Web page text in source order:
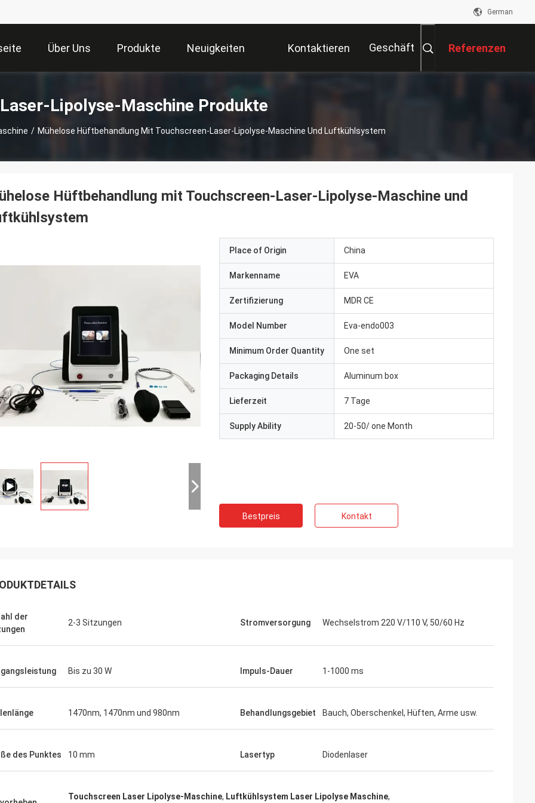
German
Über Uns Produkte Neuigkeiten Kontaktieren Geschäft Referenzen
Laser-Lipolyse-Maschine Produkte
/ Mühelose Hüftbehandlung Mit Touchscreen-Laser-Lipolyse-Maschine Und Luftkühlsystem
Hüftbehandlung mit Touchscreen-Laser-Lipolyse-Maschine und
Place of Origin China
Markenname EVA
Zertifizierung MDR CE
Model Number Eva-endo003
Minimum Order Quantity One set
Packaging Details Aluminum box
Lieferzeit 7 Tage
Supply Ability 20-50/ one Month
Bestpreis Kontakt
der
2-3 Sitzungen Stromversorgung Wechselstrom 220 V/110 V, 50/60 Hz
Bis zu 30 W Impuls-Dauer 1-1000 ms
1470nm, 1470nm und 980nm Behandlungsgebiet Bauch, Oberschenkel, Hüften, Arme usw.
des Punktes 10 mm Lasertyp Diodenlaser
Touchscreen Laser Lipolyse-Maschine, Luftkühlsystem Laser Lipolyse Maschine,